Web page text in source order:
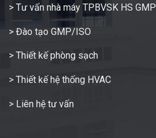
> Tư vấn nhà máy TPBVSK HS GMP
> Đào tạo GMP/ISO
> Thiết kế phòng sạch
> Thiết kế hệ thống HVAC
> Liên hệ tư vấn